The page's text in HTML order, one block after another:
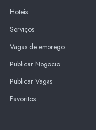
Hoteis
Serviços
Vagas de emprego
Publicar Negocio
Publicar Vagas
Favoritos